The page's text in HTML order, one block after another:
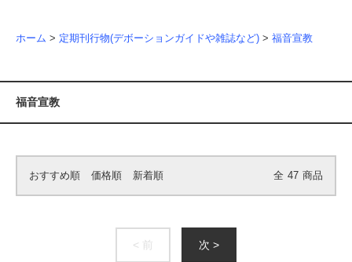
ホーム > 定期刊行物(デボーションガイドや雑誌など) > 福音宣教
福音宣教
おすすめ順 価格順 新着順 全 47 商品
< 前 次 >